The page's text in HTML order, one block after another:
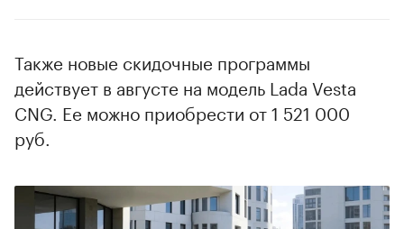
Также новые скидочные программы
действует в августе на модель Lada Vesta
CNG. Ее можно приобрести от 1 521 000
руб.